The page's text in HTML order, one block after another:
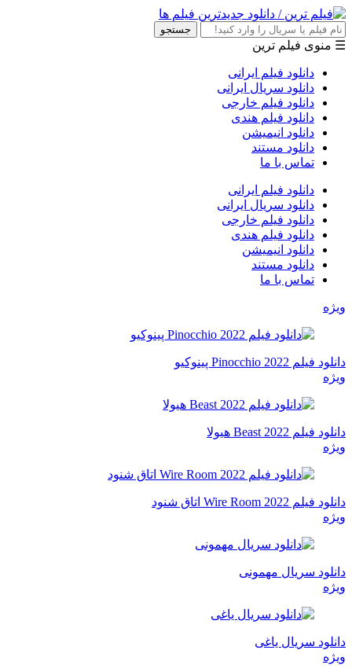
جستجو
☰ منوی فیلم ترین
دانلود فیلم ایرانی
دانلود سریال ایرانی
دانلود فیلم خارجی
دانلود فیلم هندی
دانلود انیمیشن
دانلود مستند
تماس با ما
دانلود فیلم ایرانی
دانلود سریال ایرانی
دانلود فیلم خارجی
دانلود فیلم هندی
دانلود انیمیشن
دانلود مستند
تماس با ما
ویژه
دانلود فیلم Pinocchio 2022 پینوکیو
ویژه
دانلود فیلم Beast 2022 هیولا
ویژه
دانلود فیلم Wire Room 2022 اتاق شنود
ویژه
دانلود سریال مهمونی
ویژه
دانلود سریال یاغی
ویژه